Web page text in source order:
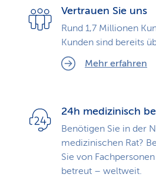
Vertrauen Sie uns
Rund 1,7 Millionen
Kunden sind bereits
Mehr erfahren
24h medizinisch
Benötigen Sie in der
medizinischen Rat?
Sie von
betreut – weltweit.